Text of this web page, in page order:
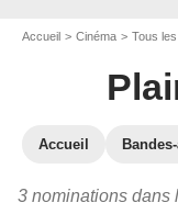
Accueil Cinéma Tous
Accueil
3 nominations dans